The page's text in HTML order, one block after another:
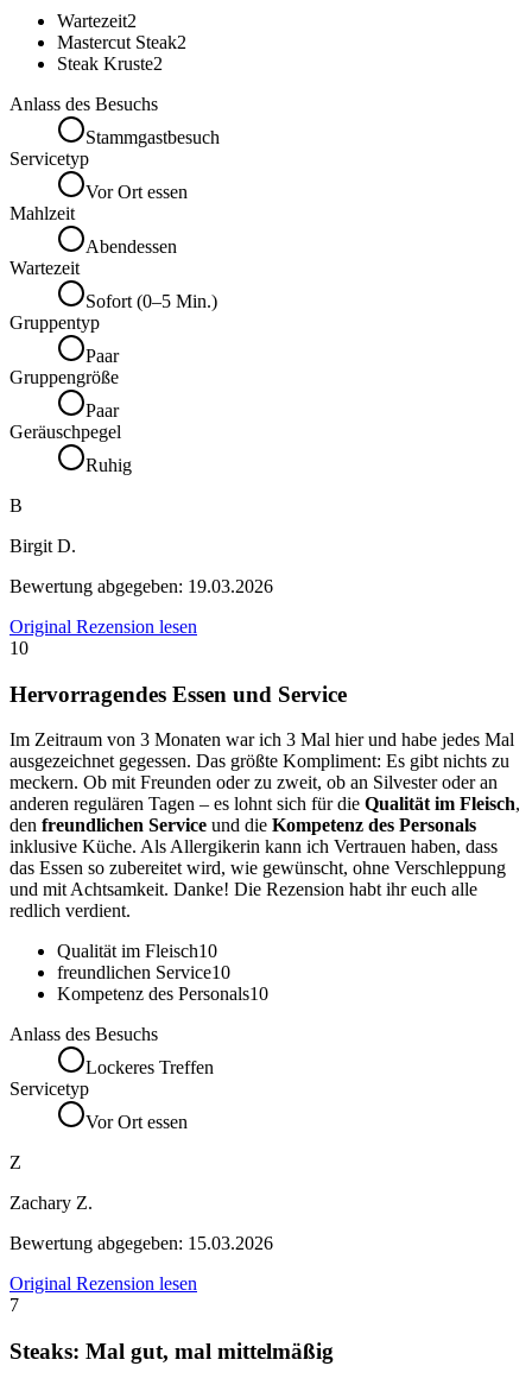
Wartezeit2
Mastercut Steak2
Steak Kruste2
Anlass des Besuchs
Stammgastbesuch
Servicetyp
Vor Ort essen
Mahlzeit
Abendessen
Wartezeit
Sofort (0–5 Min.)
Gruppentyp
Paar
Gruppengröße
Paar
Geräuschpegel
Ruhig
B
Birgit D.
Bewertung abgegeben: 19.03.2026
Original Rezension lesen
10
Hervorragendes Essen und Service
Im Zeitraum von 3 Monaten war ich 3 Mal hier und habe jedes Mal
ausgezeichnet gegessen. Das größte Kompliment: Es gibt nichts zu
meckern. Ob mit Freunden oder zu zweit, ob an Silvester oder an
anderen regulären Tagen – es lohnt sich für die Qualität im Fleisch,
den freundlichen Service und die Kompetenz des Personals
inklusive Küche. Als Allergikerin kann ich Vertrauen haben, dass
das Essen so zubereitet wird, wie gewünscht, ohne Verschleppung
und mit Achtsamkeit. Danke! Die Rezension habt ihr euch alle
redlich verdient.
Qualität im Fleisch10
freundlichen Service10
Kompetenz des Personals10
Anlass des Besuchs
Lockeres Treffen
Servicetyp
Vor Ort essen
Z
Zachary Z.
Bewertung abgegeben: 15.03.2026
Original Rezension lesen
7
Steaks: Mal gut, mal mittelmäßig